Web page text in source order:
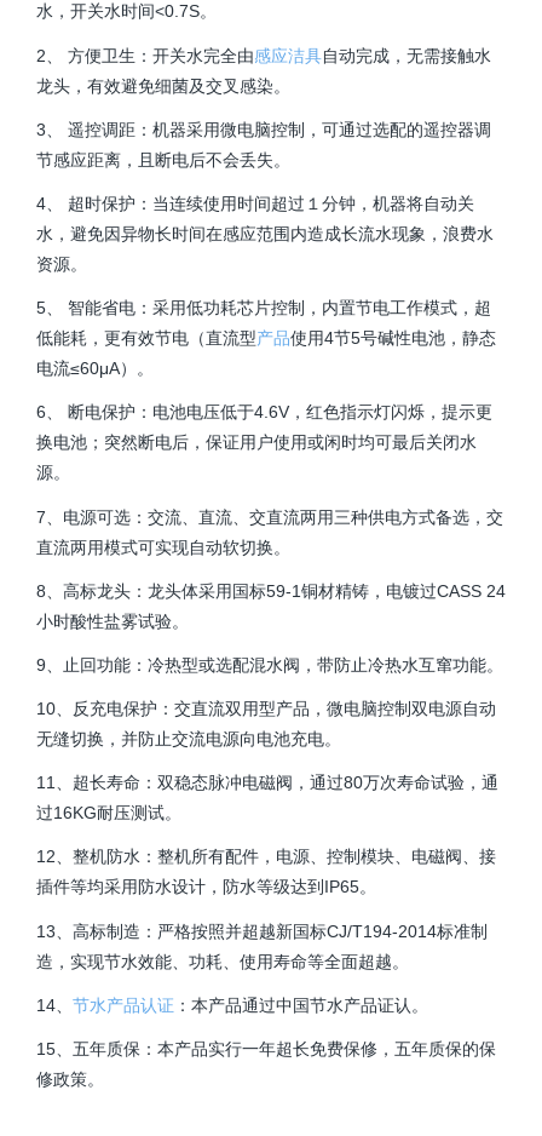
水，开关水时间<0.7S。
2、 方便卫生：开关水完全由感应洁具自动完成，无需接触水
龙头，有效避免细菌及交叉感染。
3、 遥控调距：机器采用微电脑控制，可通过选配的遥控器调
节感应距离，且断电后不会丢失。
4、 超时保护：当连续使用时间超过１分钟，机器将自动关
水，避免因异物长时间在感应范围内造成长流水现象，浪费水
资源。
5、 智能省电：采用低功耗芯片控制，内置节电工作模式，超
低能耗，更有效节电（直流型产品使用4节5号碱性电池，静态
电流≤60μA）。
6、 断电保护：电池电压低于4.6V，红色指示灯闪烁，提示更
换电池；突然断电后，保证用户使用或闲时均可最后关闭水
源。
7、电源可选：交流、直流、交直流两用三种供电方式备选，交
直流两用模式可实现自动软切换。
8、高标龙头：龙头体采用国标59-1铜材精铸，电镀过CASS 24
小时酸性盐雾试验。
9、止回功能：冷热型或选配混水阀，带防止冷热水互窜功能。
10、反充电保护：交直流双用型产品，微电脑控制双电源自动
无缝切换，并防止交流电源向电池充电。
11、超长寿命：双稳态脉冲电磁阀，通过80万次寿命试验，通
过16KG耐压测试。
12、整机防水：整机所有配件，电源、控制模块、电磁阀、接
插件等均采用防水设计，防水等级达到IP65。
13、高标制造：严格按照并超越新国标CJ/T194-2014标准制
造，实现节水效能、功耗、使用寿命等全面超越。
14、 节水产品认证 ：本产品通过中国节水产品证认。
15、五年质保：本产品实行一年超长免费保修，五年质保的保
修政策。